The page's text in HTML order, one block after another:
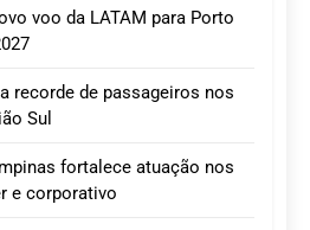
voo da LATAM para Porto
recorde de passageiros nos
Sul
fortalece atuação nos
e corporativo